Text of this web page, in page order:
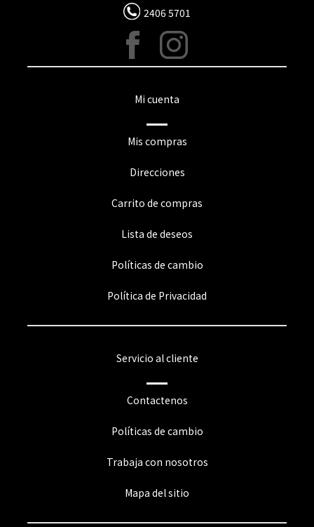
2406 5701
Mi cuenta
Mis compras
Direcciones
Carrito de compras
Lista de deseos
Políticas de cambio
Política de Privacidad
Servicio al cliente
Contactenos
Políticas de cambio
Trabaja con nosotros
Mapa del sitio